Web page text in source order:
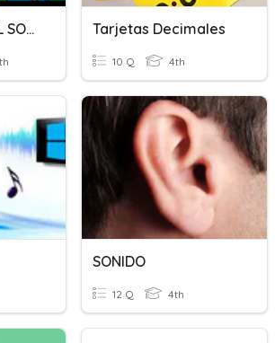
CUALIDADES DEL SONIDO Tarjetas Decimales
10 Q 4th
SONIDO
12 Q 4th